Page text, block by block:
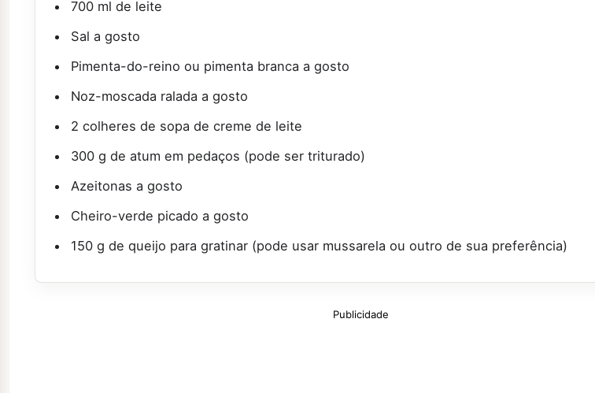
700 ml de leite
Sal a gosto
Pimenta-do-reino ou pimenta branca a gosto
Noz-moscada ralada a gosto
2 colheres de sopa de creme de leite
300 g de atum em pedaços (pode ser triturado)
Azeitonas a gosto
Cheiro-verde picado a gosto
150 g de queijo para gratinar (pode usar mussarela ou outro de sua preferência)
Publicidade